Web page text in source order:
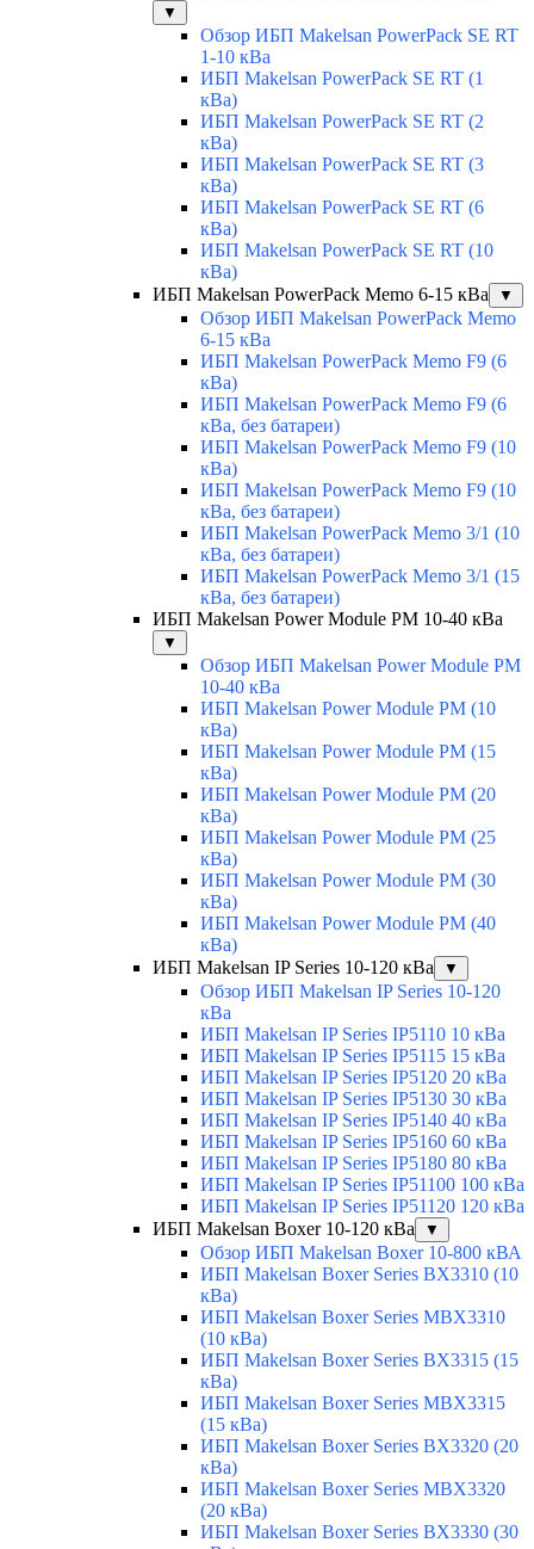
▼
Обзор ИБП Makelsan PowerPack SE RT
1-10 кВа
ИБП Makelsan PowerPack SE RT (1
кВа)
ИБП Makelsan PowerPack SE RT (2
кВа)
ИБП Makelsan PowerPack SE RT (3
кВа)
ИБП Makelsan PowerPack SE RT (6
кВа)
ИБП Makelsan PowerPack SE RT (10
кВа)
ИБП Makelsan PowerPack Memo 6-15 кВа
▼
Обзор ИБП Makelsan PowerPack Memo
6-15 кВа
ИБП Makelsan PowerPack Memo F9 (6
кВа)
ИБП Makelsan PowerPack Memo F9 (6
кВа, без батареи)
ИБП Makelsan PowerPack Memo F9 (10
кВа)
ИБП Makelsan PowerPack Memo F9 (10
кВа, без батареи)
ИБП Makelsan PowerPack Memo 3/1 (10
кВа, без батареи)
ИБП Makelsan PowerPack Memo 3/1 (15
кВа, без батареи)
ИБП Makelsan Power Module PM 10-40 кВа
▼
Обзор ИБП Makelsan Power Module PM
10-40 кВа
ИБП Makelsan Power Module PM (10
кВа)
ИБП Makelsan Power Module PM (15
кВа)
ИБП Makelsan Power Module PM (20
кВа)
ИБП Makelsan Power Module PM (25
кВа)
ИБП Makelsan Power Module PM (30
кВа)
ИБП Makelsan Power Module PM (40
кВа)
ИБП Makelsan IP Series 10-120 кВа
▼
Обзор ИБП Makelsan IP Series 10-120
кВа
ИБП Makelsan IP Series IP5110 10 кВа
ИБП Makelsan IP Series IP5115 15 кВа
ИБП Makelsan IP Series IP5120 20 кВа
ИБП Makelsan IP Series IP5130 30 кВа
ИБП Makelsan IP Series IP5140 40 кВа
ИБП Makelsan IP Series IP5160 60 кВа
ИБП Makelsan IP Series IP5180 80 кВа
ИБП Makelsan IP Series IP51100 100 кВа
ИБП Makelsan IP Series IP51120 120 кВа
ИБП Makelsan Boxer 10-120 кВа
▼
Обзор ИБП Makelsan Boxer 10-800 кВА
ИБП Makelsan Boxer Series BX3310 (10
кВа)
ИБП Makelsan Boxer Series MBX3310
(10 кВа)
ИБП Makelsan Boxer Series BX3315 (15
кВа)
ИБП Makelsan Boxer Series MBX3315
(15 кВа)
ИБП Makelsan Boxer Series BX3320 (20
кВа)
ИБП Makelsan Boxer Series MBX3320
(20 кВа)
ИБП Makelsan Boxer Series BX3330 (30